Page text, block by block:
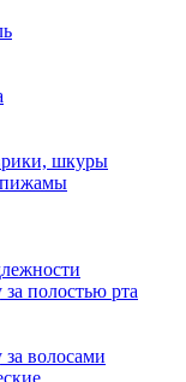
шкуры
пижамы
полостью рта
за волосами